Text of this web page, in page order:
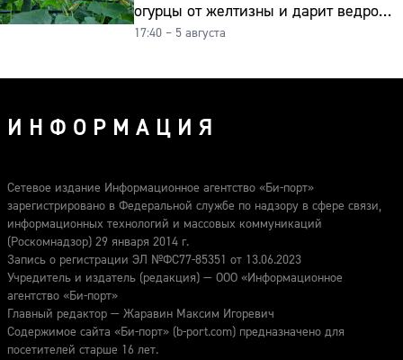
огурцы от желтизны и дарит ведро
урожая
17:40 – 5 августа
ИНФОРМАЦИЯ
Сетевое издание Информационное агентство «Би-порт»
зарегистрировано в Федеральной службе по надзору в сфере связи,
информационных технологий и массовых коммуникаций
(Роскомнадзор) 29 января 2014 г.
Запись о регистрации ЭЛ №ФС77-85351 от 13.06.2023
Учредитель и издатель (редакция) — ООО «Информационное
агентство «Би-порт»
Главный редактор — Жаравин Максим Игоревич
Содержимое сайта «Би-порт» (b-port.com) предназначено для
посетителей старше 16 лет.